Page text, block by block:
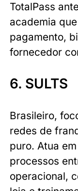
TotalPass
academia
pagamento,
fornecedor
6. SULTS
Brasileiro,
redes de
puro. Atua
processos
operacional,